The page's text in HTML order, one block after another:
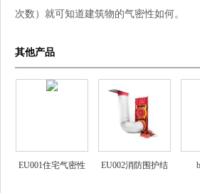
次数）就可知道建筑物的气密性如何。
其他产品
EU001住宅气密性 EU002消防围护结